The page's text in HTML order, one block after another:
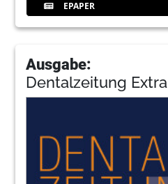
EPAPER
Ausgabe:
Dentalzeitung Extra